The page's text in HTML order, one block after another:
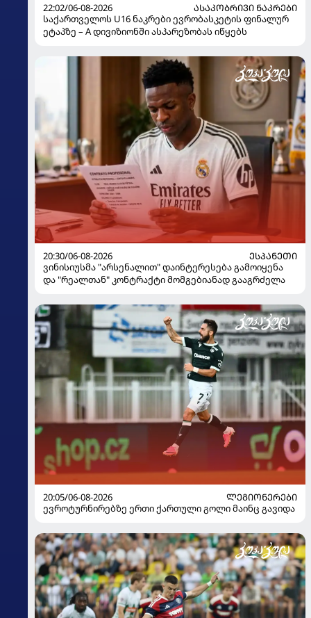
22:02/06-08-2026
ᲐᲡᲐᲙᲝᲑᲠᲘᲕᲘ ᲜᲐᲙᲠᲔᲑᲘ
საქართველოს U16 ნაკრები ევრობასკეტის ფინალურ
ეტაპზე – A დივიზიონში ასპარეზობას იწყებს
20:30/06-08-2026
ᲔᲡᲞᲐᲜᲔᲗᲘ
ვინისიუსმა "არსენალით" დაინტერესება გამოიყენა
და "რეალთან" კონტრაქტი მომგებიანად გააგრძელა
20:05/06-08-2026
ᲚᲔᲒᲘᲝᲜᲔᲠᲔᲑᲘ
ევროტურნირებზე ერთი ქართული გოლი მაინც გავიდა